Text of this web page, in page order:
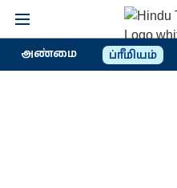
அண்மை ப்ரீமியம்